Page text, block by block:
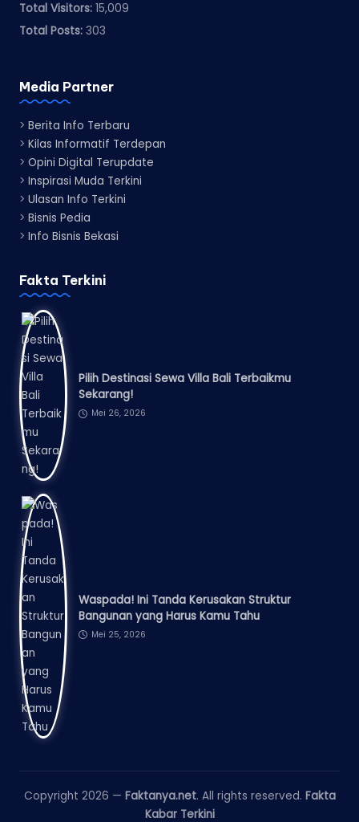
Total Visitors: 15,009
Total Posts: 303
Media Partner
> Berita Info Terbaru
> Kilas Informatif Terdepan
> Opini Digital Terupdate
> Inspirasi Muda Terkini
> Ulasan Info Terkini
> Bisnis Pedia
> Info Bisnis Bekasi
Fakta Terkini
Pilih Destinasi Sewa Villa Bali Terbaikmu
Sekarang!
Mei 26, 2026
Waspada! Ini Tanda Kerusakan Struktur
Bangunan yang Harus Kamu Tahu
Mei 25, 2026
Copyright 2026 — Faktanya.net. All rights reserved. Fakta
Kabar Terkini